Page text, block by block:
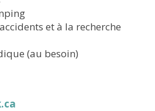
et à la recherche
(au besoin)